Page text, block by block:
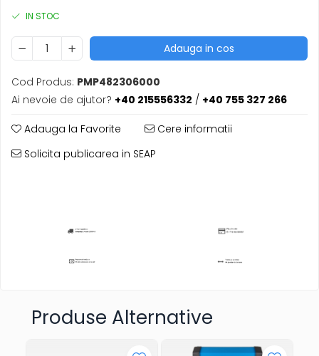
IN STOC
Adauga in cos
Cod Produs: PMP482306000
Ai nevoie de ajutor? +40 215556332 / +40 755 327 266
Adauga la Favorite
Cere informatii
Solicita publicarea in SEAP
Produse Alternative